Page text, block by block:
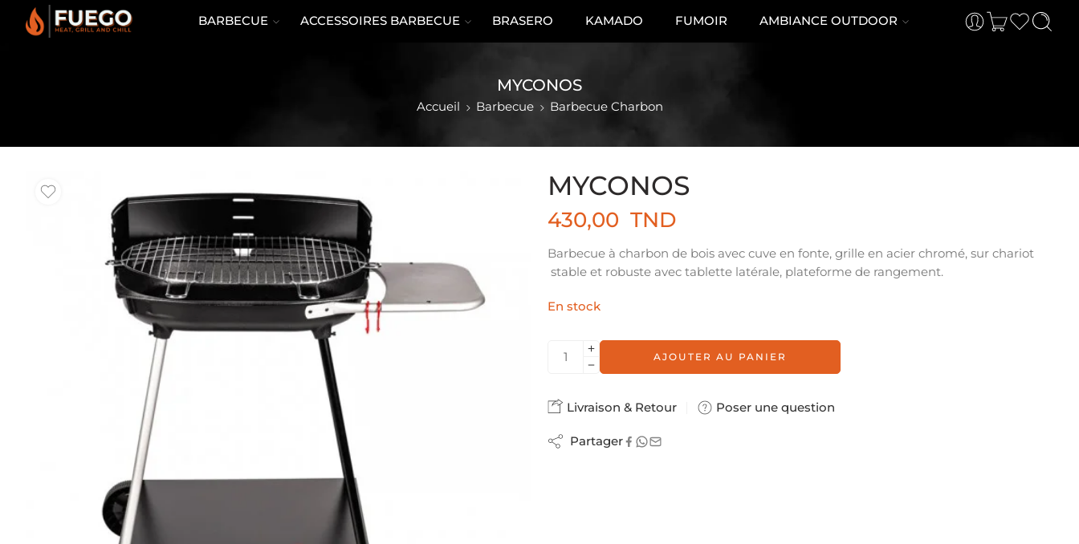
BARBECUE ACCESSOIRES BARBECUE BRASERO KAMADO FUMOIR AMBIANCE OUTDOOR
MYCONOS
Accueil Barbecue Barbecue Charbon
MYCONOS
430,00 TND
Barbecue à charbon de bois avec cuve en fonte, grille en acier chromé, sur chariot
stable et robuste avec tablette latérale, plateforme de rangement.
En stock
AJOUTER AU PANIER
Livraison & Retour Poser une question
Partager